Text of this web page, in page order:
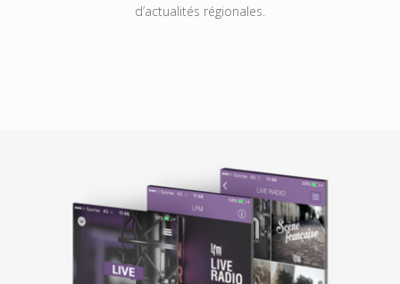
d’actualités régionales.